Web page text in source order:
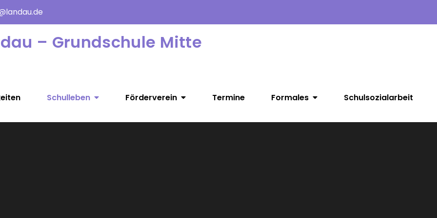
– Grundschule Mitte
Schulleben Förderverein Termine Formales Schulsozialarbeit